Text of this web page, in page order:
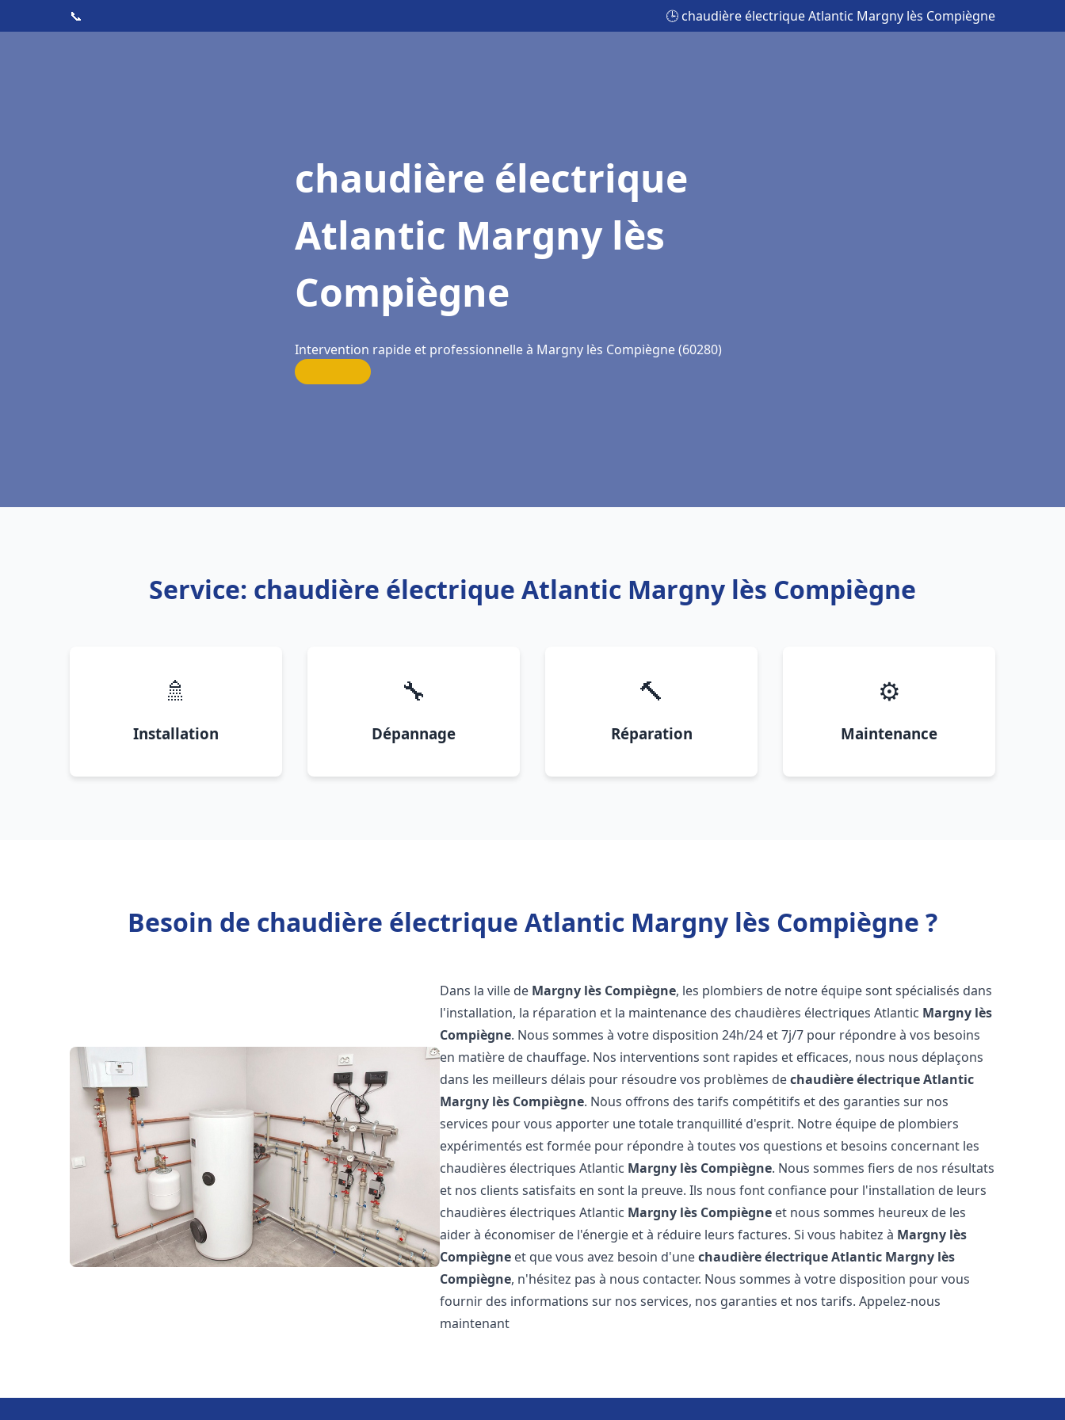
📞 🕒 chaudière électrique Atlantic Margny lès Compiègne
chaudière électrique
Atlantic Margny lès
Compiègne
Intervention rapide et professionnelle à Margny lès Compiègne (60280)
Service: chaudière électrique Atlantic Margny lès Compiègne
🚿
Installation
🔧
Dépannage
🔨
Réparation
⚙️
Maintenance
Besoin de chaudière électrique Atlantic Margny lès Compiègne ?
Dans la ville de Margny lès Compiègne, les plombiers de notre équipe sont spécialisés dans
l'installation, la réparation et la maintenance des chaudières électriques Atlantic Margny lès
Compiègne. Nous sommes à votre disposition 24h/24 et 7j/7 pour répondre à vos besoins
en matière de chauffage. Nos interventions sont rapides et efficaces, nous nous déplaçons
dans les meilleurs délais pour résoudre vos problèmes dechaudière électrique Atlantic
Margny lès Compiègne. Nous offrons des tarifs compétitifs et des garanties sur nos
services pour vous apporter une totale tranquillité d'esprit. Notre équipe de plombiers
expérimentés est formée pour répondre à toutes vos questions et besoins concernant les
chaudières électriques Atlantic Margny lès Compiègne. Nous sommes fiers de nos résultats
et nos clients satisfaits en sont la preuve. Ils nous font confiance pour l'installation de leurs
chaudières électriques Atlantic Margny lès Compiègne et nous sommes heureux de les
aider à économiser de l'énergie et à réduire leurs factures. Si vous habitez à Margny lès
Compiègne et que vous avez besoin d'unechaudière électrique Atlantic Margny lès
Compiègne, n'hésitez pas à nous contacter. Nous sommes à votre disposition pour vous
fournir des informations sur nos services, nos garanties et nos tarifs. Appelez-nous
maintenant